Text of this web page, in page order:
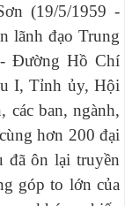
(19/5/1959 -
lãnh đạo Trung
Đường Hồ Chí
I, Tỉnh ủy, Hội
các ban, ngành,
hơn 200 đại
đã ôn lại truyền
góp to lớn của